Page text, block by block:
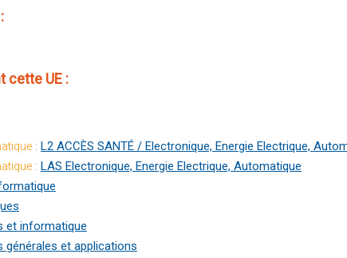
cette UE :
: L2 ACCÈS SANTÉ / Electronique, Energie Electrique,
: LAS Electronique, Energie Electrique, Automatique
et informatique
générales et applications